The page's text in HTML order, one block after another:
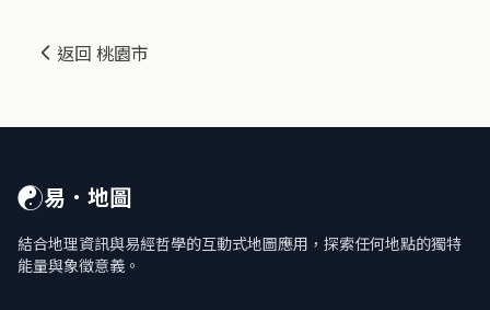
返回 桃園市
☯易．地圖
結合地理資訊與易經哲學的互動式地圖應用，探索任何地點的獨特
能量與象徵意義。